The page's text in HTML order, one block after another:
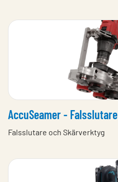
AccuSeamer - Falsslutare
Falsslutare och Skärverktyg